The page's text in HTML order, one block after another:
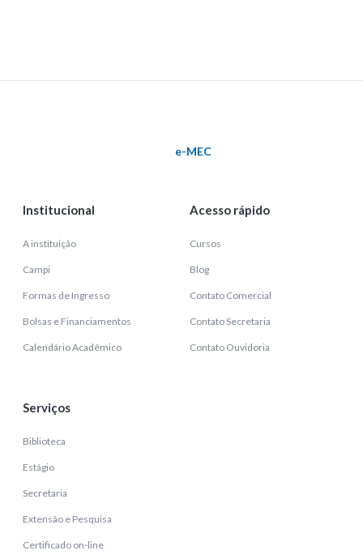
e-MEC
Institucional
A instituição
Campi
Formas de Ingresso
Bolsas e Financiamentos
Calendário Acadêmico
Acesso rápido
Cursos
Blog
Contato Comercial
Contato Secretaria
Contato Ouvidoria
Serviços
Biblioteca
Estágio
Secretaria
Extensão e Pesquisa
Certificado on-line